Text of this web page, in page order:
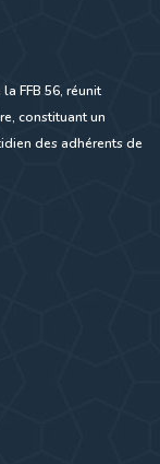
FFB 56, réunit
constituant un
des adhérents de